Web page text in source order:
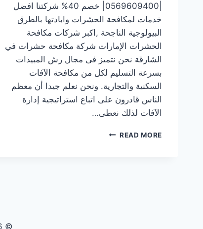
|0569609400| خصم 40% شركتنا افضل
خدمات لمكافحة الحشرات وابادتها بالطرق
البيولوجية الناجحة ,اكبر شركات مكافحة
الحشرات الإمارات شركة مكافحة حشرات في
الشارقة نحن نتميز فى مجال رش المبيدات
بسرعة التسليم لكل من مكافحة الآفات
السكنية والتجارية. ونحن نعلم جيدا أن معظم
الناس قادرون على اتباع استراتيجية إدارة
الآفات لذلك نعطى…
READ MOREشركة
© 2026 تنظيف صيانة مكافحة حشرات - WordPress Theme by